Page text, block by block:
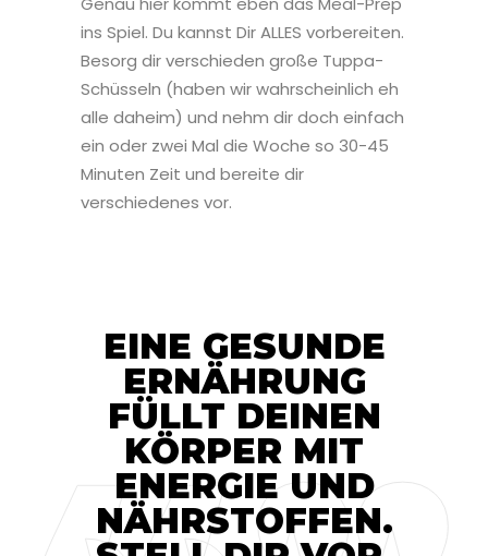
ins Spiel. Du kannst Dir ALLES vorbereiten.
Besorg dir verschieden große Tuppa-
Schüsseln (haben wir wahrscheinlich eh
alle daheim) und nehm dir doch einfach
ein oder zwei Mal die Woche so 30-45
Minuten Zeit und bereite dir
verschiedenes vor.
EINE GESUNDE
ERNÄHRUNG
FÜLLT DEINEN
KÖRPER MIT
ENERGIE UND
NÄHRSTOFFEN.